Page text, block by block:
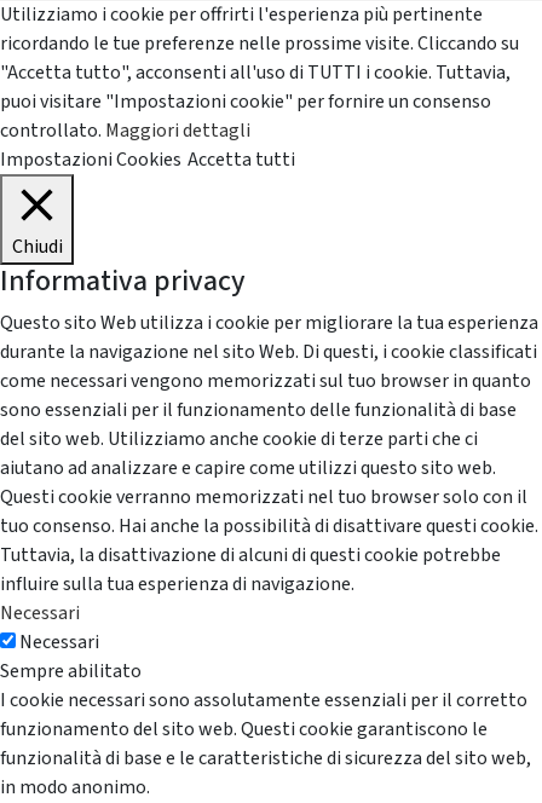
Utilizziamo i cookie per offrirti l'esperienza più pertinente
ricordando le tue preferenze nelle prossime visite. Cliccando su
"Accetta tutto", acconsenti all'uso di TUTTI i cookie. Tuttavia,
puoi visitare "Impostazioni cookie" per fornire un consenso
controllato. Maggiori dettagli
Impostazioni Cookies Accetta tutti
Chiudi
Informativa privacy
Questo sito Web utilizza i cookie per migliorare la tua esperienza
durante la navigazione nel sito Web. Di questi, i cookie classificati
come necessari vengono memorizzati sul tuo browser in quanto
sono essenziali per il funzionamento delle funzionalità di base
del sito web. Utilizziamo anche cookie di terze parti che ci
aiutano ad analizzare e capire come utilizzi questo sito web.
Questi cookie verranno memorizzati nel tuo browser solo con il
tuo consenso. Hai anche la possibilità di disattivare questi cookie.
Tuttavia, la disattivazione di alcuni di questi cookie potrebbe
influire sulla tua esperienza di navigazione.
Necessari
Necessari
Sempre abilitato
I cookie necessari sono assolutamente essenziali per il corretto
funzionamento del sito web. Questi cookie garantiscono le
funzionalità di base e le caratteristiche di sicurezza del sito web,
in modo anonimo.